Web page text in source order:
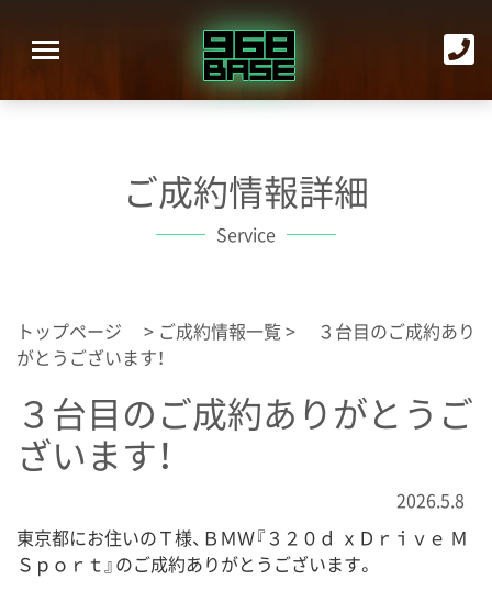
ご成約情報詳細
Service
トップページ > ご成約情報一覧> ３台目のご成約あり
がとうございます！
３台目のご成約ありがとうご
ざいます！
2026.5.8
東京都にお住いのＴ様、ＢＭＷ『３２０ｄ ｘＤｒｉｖｅ Ｍ
Ｓｐｏｒｔ』のご成約ありがとうございます。